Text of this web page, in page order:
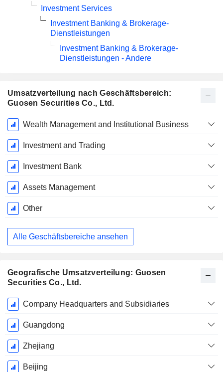
Umsatzverteilung nach Geschäftsbereich:
Guosen Securities Co., Ltd.
Ende d.
Geschäftsjahres:
Dezember
Wealth Management and Institutional Business
Investment and Trading
Investment Bank
Assets Management
Other
Alle Geschäftsbereiche ansehen
Geografische Umsatzverteilung: Guosen
Securities Co., Ltd.
Ende d.
Geschäftsjahres:
Dezember
Company Headquarters and Subsidiaries
Guangdong
Zhejiang
Beijing
Investment Services
Investment Banking & Brokerage-
Dienstleistungen
Investment Banking & Brokerage-
Dienstleistungen - Andere